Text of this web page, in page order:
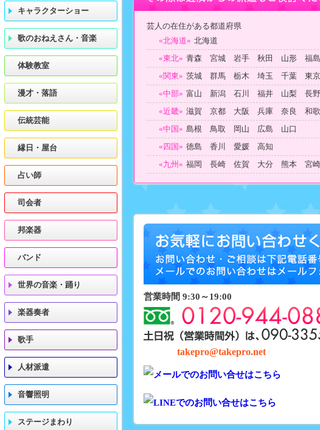
芸人の在住がある都道府県
«北海道» 北海道
«東北» 青森 宮城 岩手 秋田 山形 福島
«関東» 茨城 群馬 栃木 埼玉 千葉 東京
«中部» 富山 新潟 石川 福井 山梨 長
«近畿» 滋賀 京都 大阪 兵庫 奈良 和歌
«中国» 島根 鳥取 岡山 広島 山口
«四国» 徳島 香川 愛媛 高知
«九州» 福岡 長崎 佐賀 大分 熊本 宮
営業時間 9:30～19:00
takepro@takepro.net
キャラクターショー
歌のおねえさん・音楽
体験教室
漫才・落語
伝統芸能
縁日・屋台
占い師
司会者
邦楽器
バンド
世界の音楽・踊り
楽器奏者
歌手
人材派遣
音響照明
ステージまわり